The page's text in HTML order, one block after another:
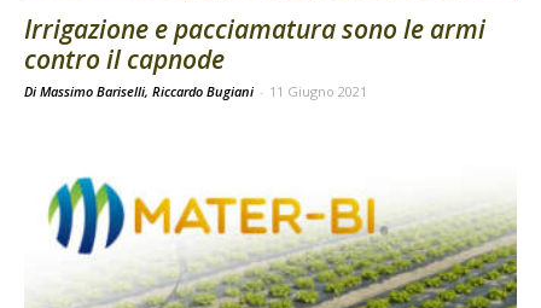
Irrigazione e pacciamatura sono le armi
contro il capnode
Di Massimo Bariselli, Riccardo Bugiani - 11 Giugno 2021